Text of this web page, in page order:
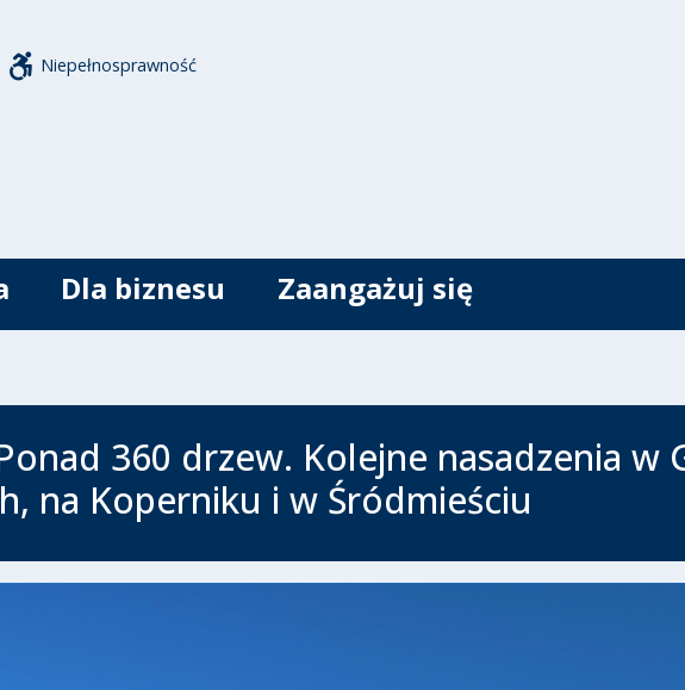
Niepełnosprawność
Dla biznesu Zaangażuj się
360 drzew. Kolejne nasadzenia w
na Koperniku i w Śródmieściu